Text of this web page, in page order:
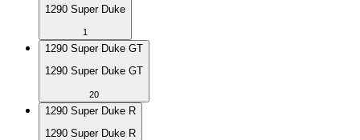
1290 Super Duke
1
1290 Super Duke GT
1290 Super Duke GT
20
1290 Super Duke R
1290 Super Duke R